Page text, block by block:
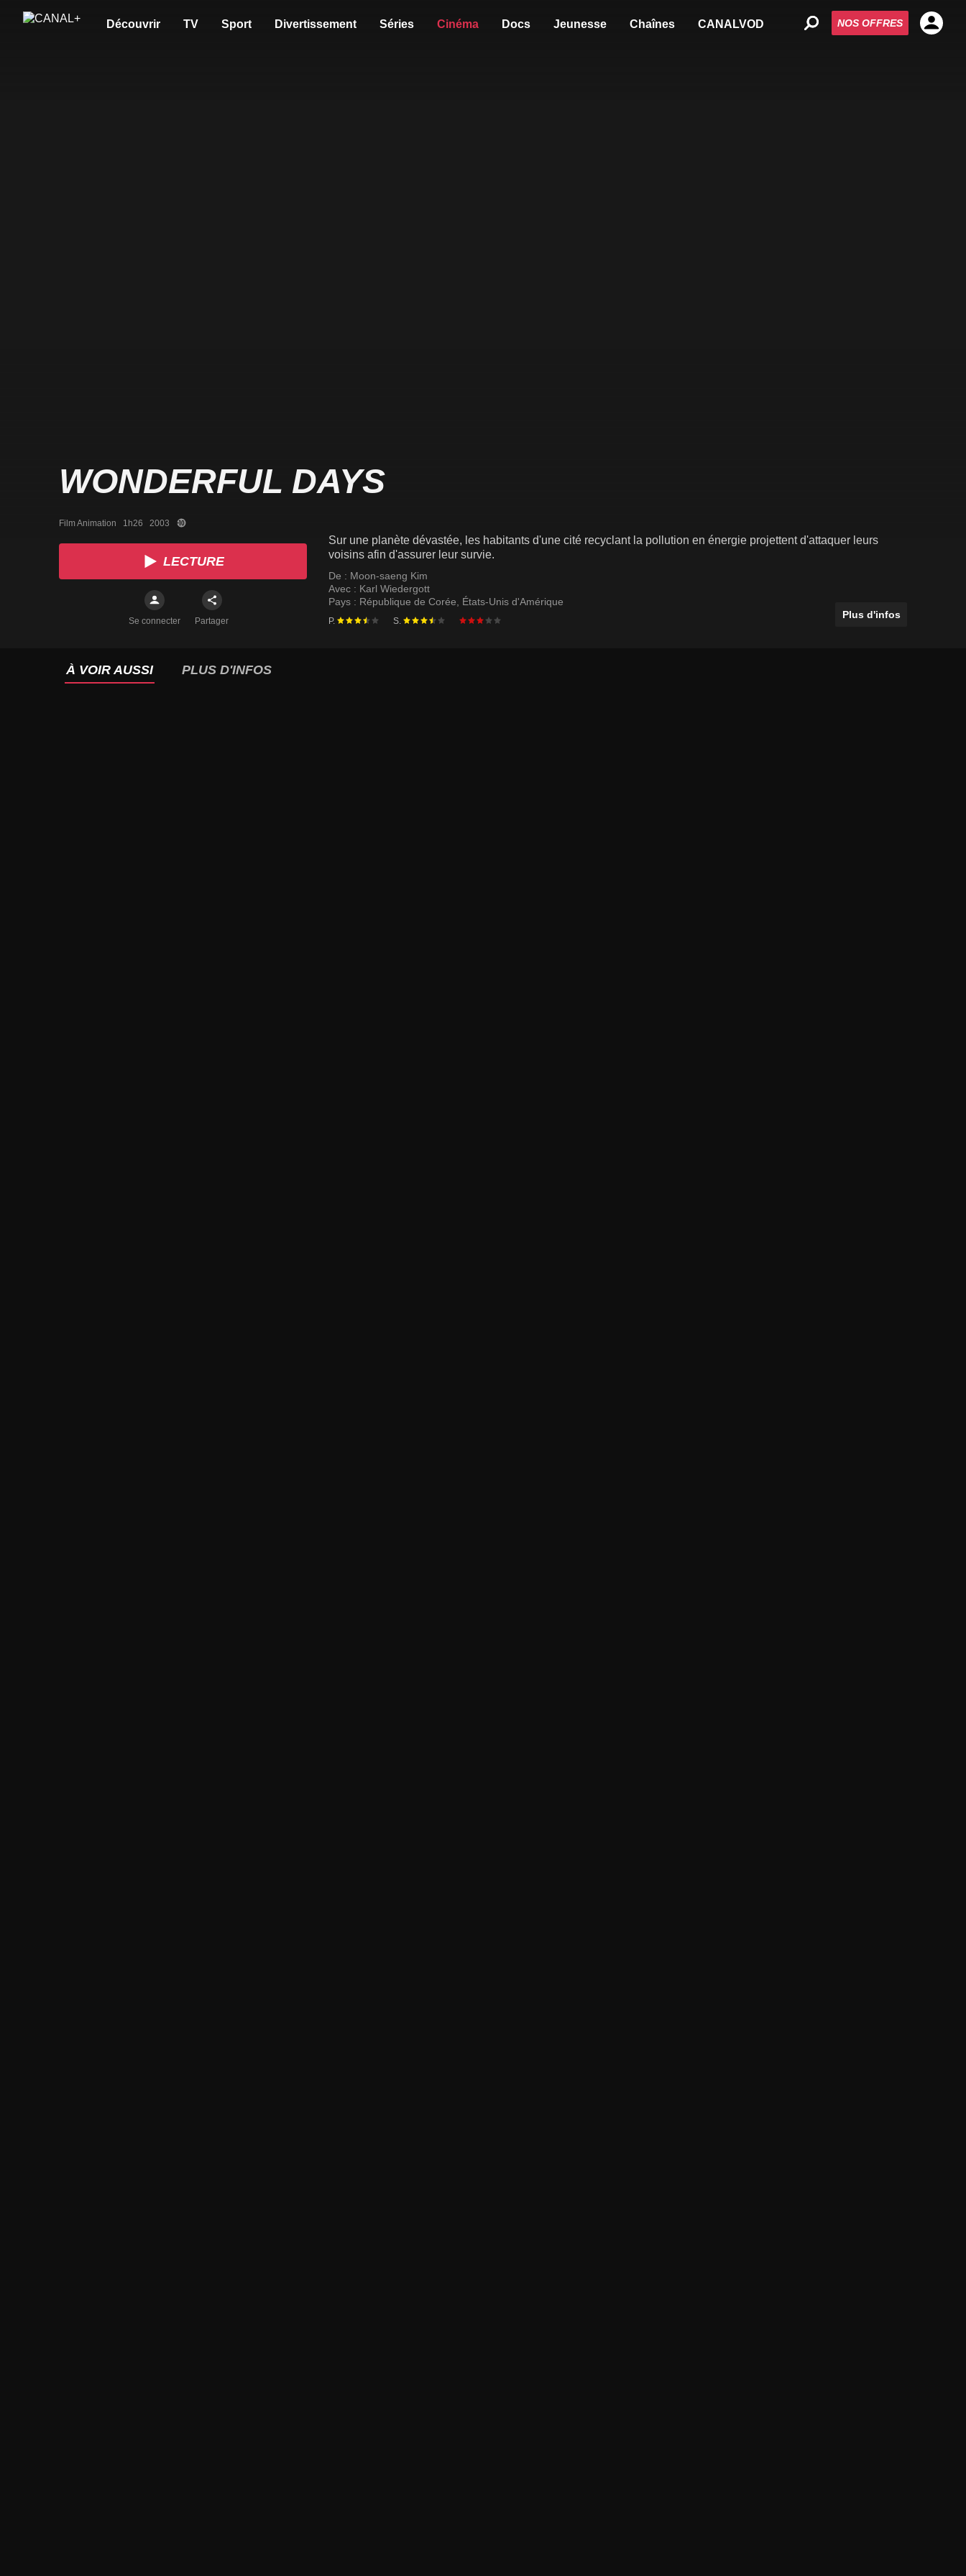
Découvrir TV Sport Divertissement Séries Cinéma Docs Jeunesse Chaînes CANALVOD NOS OFFRES
WONDERFUL DAYS
Film Animation   1h26   2003
LECTURE
Se connecter Partager
Sur une planète dévastée, les habitants d'une cité recyclant la pollution en énergie projettent d'attaquer leurs
voisins afin d'assurer leur survie.
De : Moon-saeng Kim
Avec : Karl Wiedergott
Pays : République de Corée États-Unis d'Amérique
P. S.
Plus d'infos
À VOIR AUSSI PLUS D'INFOS